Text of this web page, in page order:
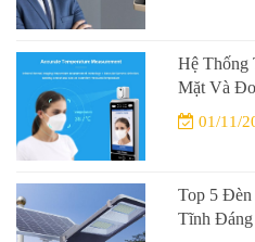
Hệ Thống
Mặt Và
01/11/
Top 5
Tĩnh